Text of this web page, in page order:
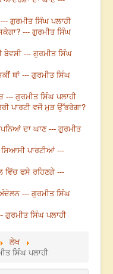
ਗੁਰਮੀਤ ਸਿੰਘ ਪਲਾਹੀ
--- ਗੁਰਮੀਤ ਸਿੰਘ
--- ਗੁਰਮੀਤ ਸਿੰਘ
ਥਾਂ --- ਗੁਰਮੀਤ ਸਿੰਘ
ਗੁਰਮੀਤ ਸਿੰਘ ਪਲਾਹੀ
ਪਾਰਟੀ ਵਜੋਂ ਮੁੜ ਉੱਭਰੇਗਾ?
ਦਾ ਘਾਣ --- ਗੁਰਮੀਤ
ਪਾਰਟੀਆਂ ---
ਵਿੱਚ ਫਸੇ ਰਹਿਣਗੇ ---
--- ਗੁਰਮੀਤ ਸਿੰਘ
ਸਿੰਘ ਪਲਾਹੀ
ਲੇਖ
ਸਿੰਘ ਪਲਾਹੀ